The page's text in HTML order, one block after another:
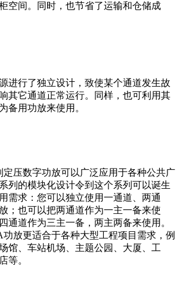
空间。同时，也节省了运输和仓储成
进行了独立设计，致使某个通道发生故
其它通道正常运行。同样，也可利用其
备用功放来使用。
压数字功放可以广泛应用于各种公共广
列的模块化设计令到这个系列可以诞生
需求：您可以独立使用一通道、两通
；也可以把两通道作为一主一备来使
通道作为三主一备，两主两备来使用。
放更适合于各种大型工程项目需求，例
馆、车站机场、主题公园、大厦、工
等。